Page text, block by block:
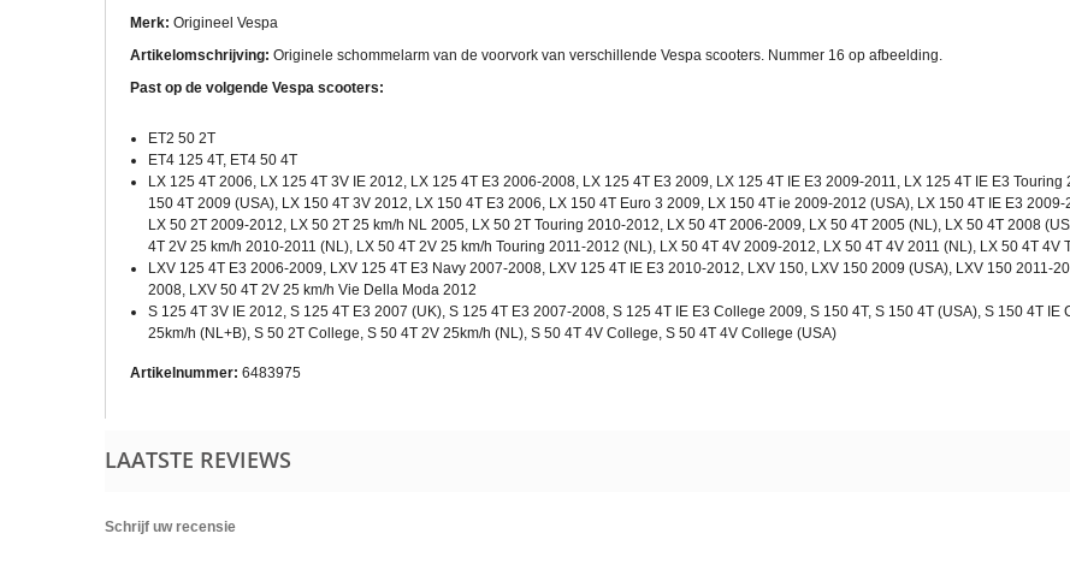
Merk: Origineel Vespa
Artikelomschrijving: Originele schommelarm van de voorvork van verschillende Vespa scooters. Nummer 16 op afbeelding.
Past op de volgende Vespa scooters:
ET2 50 2T
ET4 125 4T, ET4 50 4T
LX 125 4T 2006, LX 125 4T 3V IE 2012, LX 125 4T E3 2006-2008, LX 125 4T E3 2009, LX 125 4T IE E3 2009-2011, LX 125 4T IE E3
150 4T 2009 (USA), LX 150 4T 3V 2012, LX 150 4T E3 2006, LX 150 4T Euro 3 2009, LX 150 4T ie 2009-2012 (USA), LX 150 4T IE E3
LX 50 2T 2009-2012, LX 50 2T 25 km/h NL 2005, LX 50 2T Touring 2010-2012, LX 50 4T 2006-2009, LX 50 4T 2005 (NL), LX 50 4T 2008
4T 2V 25 km/h 2010-2011 (NL), LX 50 4T 2V 25 km/h Touring 2011-2012 (NL), LX 50 4T 4V 2009-2012, LX 50 4T 4V 2011 (NL), LX 50 4T 4V
LXV 125 4T E3 2006-2009, LXV 125 4T E3 Navy 2007-2008, LXV 125 4T IE E3 2010-2012, LXV 150, LXV 150 2009 (USA), LXV 150 2011-
2008, LXV 50 4T 2V 25 km/h Vie Della Moda 2012
S 125 4T 3V IE 2012, S 125 4T E3 2007 (UK), S 125 4T E3 2007-2008, S 125 4T IE E3 College 2009, S 150 4T, S 150 4T (USA), S 150 4T
25km/h (NL+B), S 50 2T College, S 50 4T 2V 25km/h (NL), S 50 4T 4V College, S 50 4T 4V College (USA)
Artikelnummer: 6483975
LAATSTE REVIEWS
Schrijf uw recensie